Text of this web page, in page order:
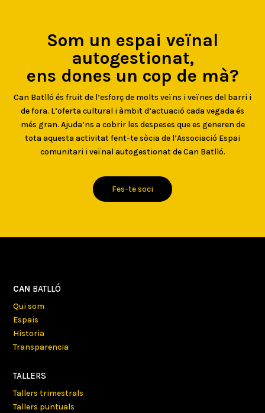
Som un espai veïnal
autogestionat,
ens dones un cop de mà?
Can Batlló és fruit de l’esforç de molts veïns i veïnes del barri i
de fora. L’oferta cultural i àmbit d’actuació cada vegada és
més gran. Ajuda’ns a cobrir les despeses que es generen de
tota aquesta activitat fent-te sòcia de l’Associació Espai
comunitari i veïnal autogestionat de Can Batlló.
Fes-te soci
CAN BATLLÓ
Qui som
Espais
Historia
Transparencia
TALLERS
Tallers trimestrals
Tallers puntuals